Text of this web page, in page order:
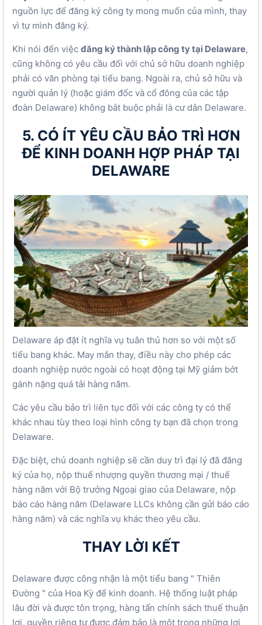
nguồn lực để đăng ký công ty mong muốn của mình, thay
vì tự mình đăng ký.
Khi nói đến việc đăng ký thành lập công ty tại Delaware,
cũng không có yêu cầu đối với chủ sở hữu doanh nghiệp
phải có văn phòng tại tiểu bang. Ngoài ra, chủ sở hữu và
người quản lý (hoặc giám đốc và cổ đông của các tập
đoàn Delaware) không bắt buộc phải là cư dân Delaware.
5. CÓ ÍT YÊU CẦU BẢO TRÌ HƠN
ĐỂ KINH DOANH HỢP PHÁP TẠI
DELAWARE
Delaware áp đặt ít nghĩa vụ tuân thủ hơn so với một số
tiểu bang khác. May mắn thay, điều này cho phép các
doanh nghiệp nước ngoài có hoạt động tại Mỹ giảm bớt
gánh nặng quá tải hàng năm.
Các yêu cầu bảo trì liên tục đối với các công ty có thể
khác nhau tùy theo loại hình công ty bạn đã chọn trong
Delaware.
Đặc biệt, chủ doanh nghiệp sẽ cần duy trì đại lý đã đăng
ký của họ, nộp thuế nhượng quyền thương mại / thuế
hàng năm với Bộ trưởng Ngoại giao của Delaware, nộp
báo cáo hàng năm (Delaware LLCs không cần gửi báo cáo
hàng năm) và các nghĩa vụ khác theo yêu cầu.
THAY LỜI KẾT
Delaware được công nhận là một tiểu bang " Thiên
Đường " của Hoa Kỳ để kinh doanh. Hệ thống luật pháp
lâu đời và được tôn trọng, hàng tấn chính sách thuế thuận
lợi, quyền riêng tư được đảm bảo là một trong những lợi